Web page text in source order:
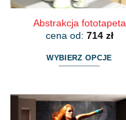
Abstrakcja fototapeta
cena od: 714 zł
WYBIERZ OPCJE
ma
wiele